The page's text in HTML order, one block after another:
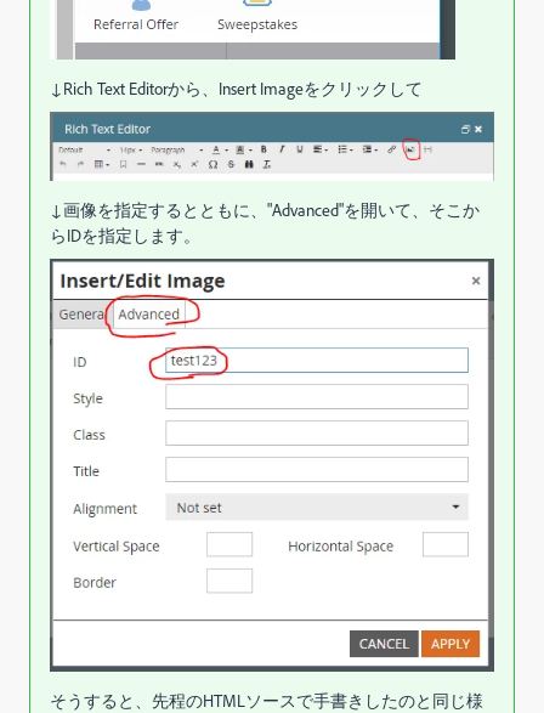
↓Rich Text Editorから、Insert Imageをクリックして
↓画像を指定するとともに、"Advanced"を開いて、そこか
らIDを指定します。
そうすると、先程のHTMLソースで手書きしたのと同じ様